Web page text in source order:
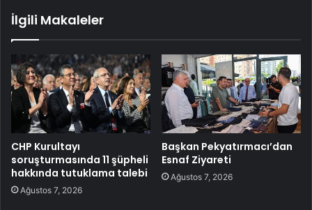
İlgili Makaleler
CHP Kurultayı
soruşturmasında 11 şüpheli
hakkında tutuklama talebi
Ağustos 7, 2026
Başkan Pekyatırmacı’dan
Esnaf Ziyareti
Ağustos 7, 2026